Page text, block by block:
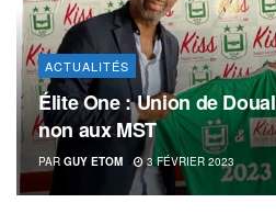
ACTUALITÉS
Élite One : Union de
non aux MST
PAR GUY ETOM 3 FÉVRIER 2023